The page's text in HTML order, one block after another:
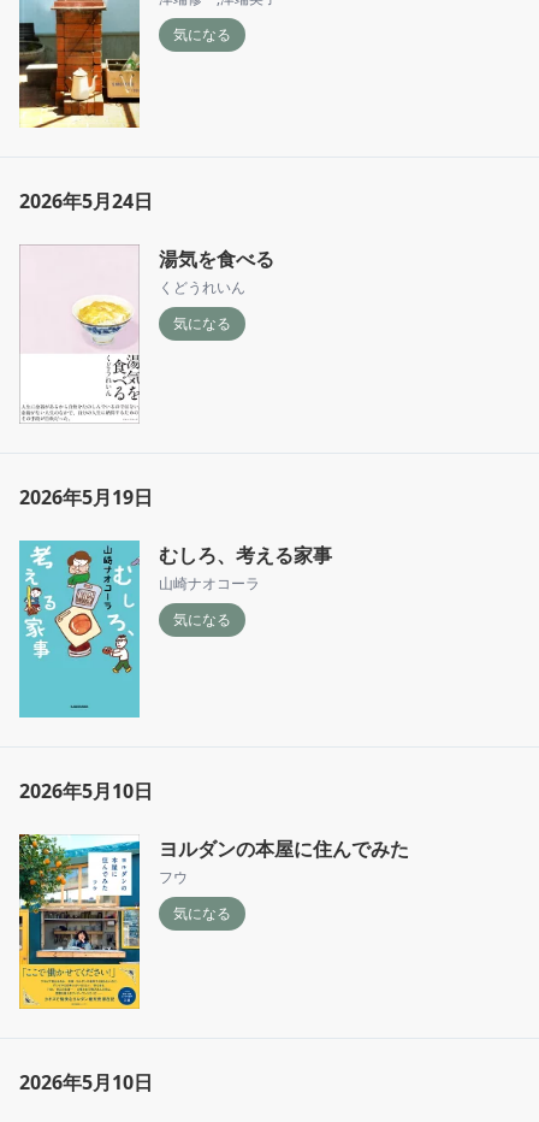
気になる
2026年5月24日
湯気を食べる
くどうれいん
気になる
2026年5月19日
むしろ、考える家事
山崎ナオコーラ
気になる
2026年5月10日
ヨルダンの本屋に住んでみた
フウ
気になる
2026年5月10日